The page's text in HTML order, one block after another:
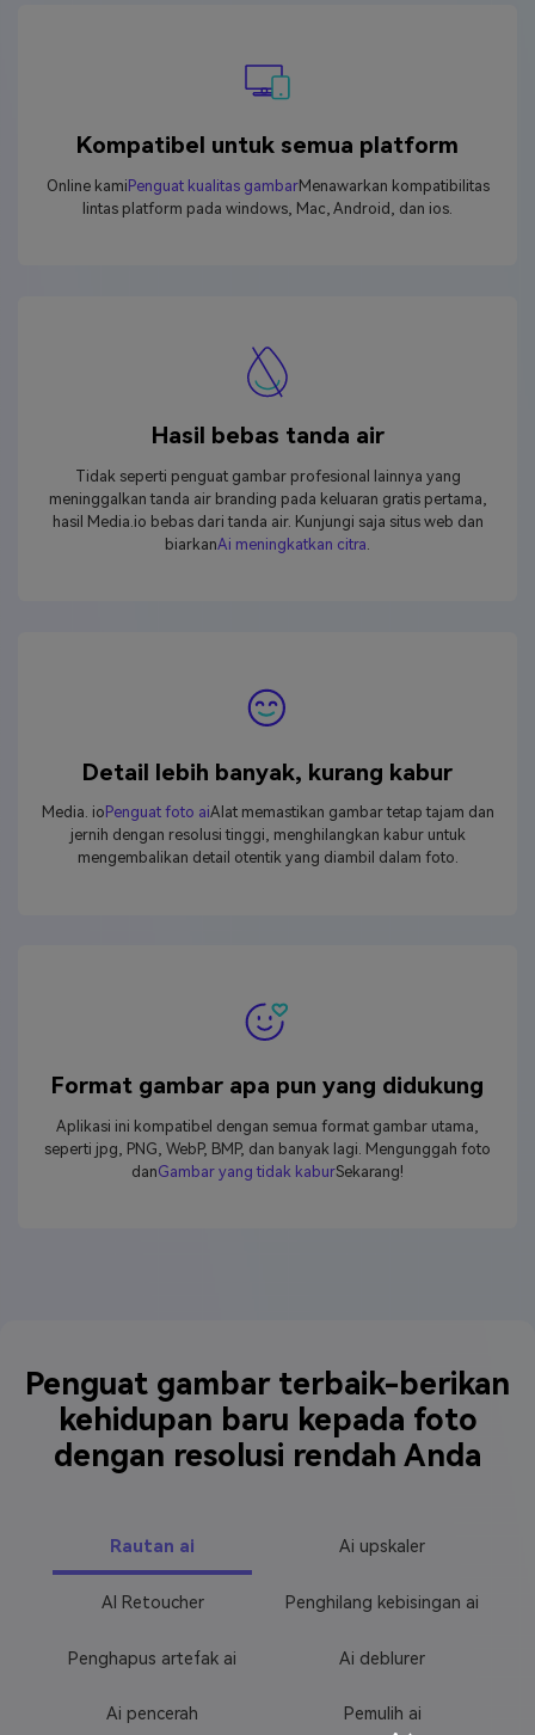
Kompatibel untuk semua platform
Online kamiPenguat kualitas gambarMenawarkan kompatibilitas
lintas platform pada windows, Mac, Android, dan ios.
Hasil bebas tanda air
Tidak seperti penguat gambar profesional lainnya yang
meninggalkan tanda air branding pada keluaran gratis pertama,
hasil Media.io bebas dari tanda air. Kunjungi saja situs web dan
biarkanAi meningkatkan citra
Detail lebih banyak, kurang kabur
Media. io Penguat foto aiAlat memastikan gambar tetap tajam dan
jernih dengan resolusi tinggi, menghilangkan kabur untuk
mengembalikan detail otentik yang diambil dalam foto.
Format gambar apa pun yang didukung
Aplikasi ini kompatibel dengan semua format gambar utama,
seperti jpg, PNG, WebP, BMP, dan banyak lagi. Mengunggah foto
danGambar yang tidak kaburSekarang!
Penguat gambar terbaik-berikan
kehidupan baru kepada foto
dengan resolusi rendah Anda
Rautan ai Ai upskaler
AI Retoucher Penghilang kebisingan ai
Penghapus artefak ai Ai deblurer
Ai pencerah Pemulih ai